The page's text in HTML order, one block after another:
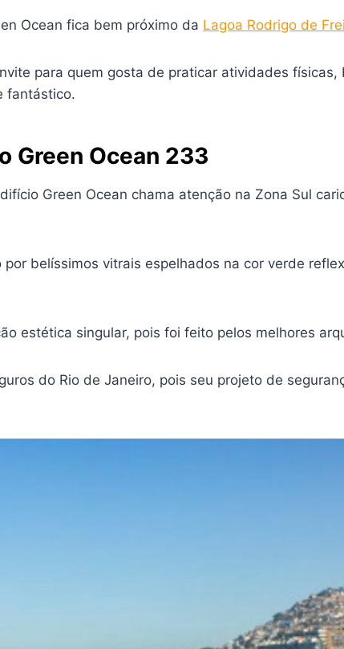
Ocean fica bem próximo da Lagoa Rodrigo de
para quem gosta de praticar atividades
fantástico.
Green Ocean 233
Green Ocean chama atenção na Zona Sul
belíssimos vitrais espelhados na cor verde
estética singular, pois foi feito pelos melhores
do Rio de Janeiro, pois seu projeto de